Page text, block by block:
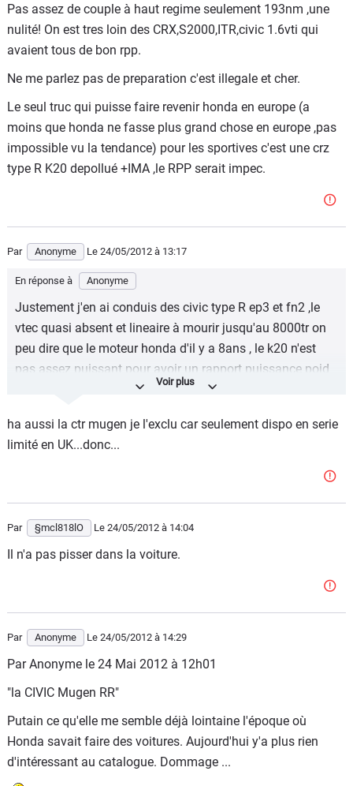
de serie et surtout fiable(seul HONDA FERRARRI et
BMW)l'ont fait.
-Après utiliser "la solution de facilité" que de mettre un
turbo, HONDA le fait mais surtout en compétition sur les
NSX mais tien à rester dans la tradition comme certains
constructeurs qui n'ont nulement besoin de
suralimentation pour faire avancer une caisse.
-D'ailleur Anonyme le 24 Mai 2012 à 06h55, tu semble
sportives turbo ça te cause?
Faites chier avec vos turbo de merde façon Kéké pour
jouer les branleurs entre 2 feux!!
http://www.youtube.com/watch?v=KAX4gfLvnvs
pour moi faire un atmo qui tien tête au moteur turbo est
une belle preuve de compétence justement!
Pas assez de couple à haut regime seulement 193nm ,une
nulité! On est tres loin des CRX,S2000,ITR,civic 1.6vti qui
avaient tous de bon rpp.
Ne me parlez pas de preparation c'est illegale et cher.
Le seul truc qui puisse faire revenir honda en europe (a
moins que honda ne fasse plus grand chose en europe ,pas
impossible vu la tendance) pour les sportives c'est une crz
type R K20 depollué +IMA ,le RPP serait impec.
Par Anonyme Le 24/05/2012 à 13:17
En réponse à Anonyme
Justement j'en ai conduis des civic type R ep3 et fn2 ,le
vtec quasi absent et lineaire à mourir jusqu'au 8000tr on
peu dire que le moteur honda d'il y a 8ans , le k20 n'est
pas assez puissant pour avoir un rapport puissance poid
favorable ,les caisses sont trop lourdes 1350kg pour fn2
Pas assez de couple à haut regime seulement 193nm ,une
Ne me parlez pas de preparation c'est illegale et cher.
Le seul truc qui puisse faire revenir honda en europe (a
moins que honda ne fasse plus grand chose en europe
ha aussi la ctr mugen je l'exclu car seulement dispo en serie
limité en UK...donc...
Par §mcl818lO Le 24/05/2012 à 14:04
Il n'a pas pisser dans la voiture.
Par Anonyme Le 24/05/2012 à 14:29
Par Anonyme le 24 Mai 2012 à 12h01
"la CIVIC Mugen RR"
Putain ce qu'elle me semble déjà lointaine l'époque où
Honda savait faire des voitures. Aujourd'hui y'a plus rien
d'intéressant au catalogue. Dommage ...